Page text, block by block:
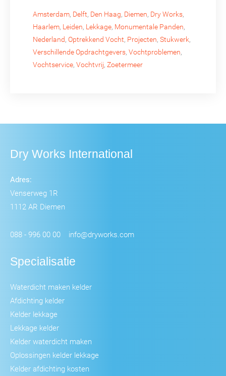
Amsterdam, Delft, Den Haag, Diemen, Dry Works,
Haarlem, Leiden, Lekkage, Monumentale Panden,
Nederland, Optrekkend Vocht, Projecten, Stukwerk,
Verschillende Opdrachtgevers, Vochtproblemen,
Vochtservice, Vochtvrij, Zoetermeer
Dry Works International
Adres:
Venserweg 1R
1112 AR Diemen
088 - 996 00 00 info@dryworks.com
Specialisatie
Waterdicht maken kelder
Afdichting kelder
Kelder lekkage
Lekkage kelder
Kelder waterdicht maken
Oplossingen kelder lekkage
Kelder afdichting kosten